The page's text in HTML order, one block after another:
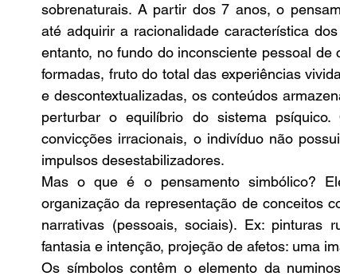
sobrenaturais. A partir dos 7 anos, o
até adquirir a racionalidade característica
entanto, no fundo do inconsciente pessoal
formadas, fruto do total das experiências
e descontextualizadas, os conteúdos
perturbar o equilíbrio do sistema psíquico.
convicções irracionais, o indivíduo não
impulsos desestabilizadores.
Mas o que é o pensamento simbólico?
organização da representação de conceitos
narrativas (pessoais, sociais). Ex: pinturas
fantasia e intenção, projeção de afetos: uma
Os símbolos contêm o elemento da